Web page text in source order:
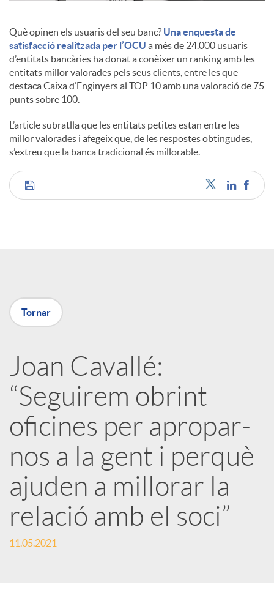
c
o
n
t
i
u
t
s
Què opinen els usuaris del seu banc? Una enquesta de
satisfacció realitzada per l’OCU a més de 24.000 usuaris
d’entitats bancàries ha donat a conèixer un ranking amb les
entitats millor valorades pels seus clients, entre les que
destaca Caixa d’Enginyers al TOP 10 amb una valoració de 75
punts sobre 100.
L’article subratlla que les entitats petites estan entre les
millor valorades i afegeix que, de les respostes obtingudes,
s’extreu que la banca tradicional és millorable.
C
p
a
r
t
i
r
a
Tornar
Joan Cavallé:
“Seguirem obrint
oficines per apropar-
nos a la gent i perquè
ajuden a millorar la
relació amb el soci”
11.05.2021